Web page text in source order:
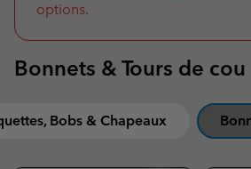
SKIP
TO
SEARCH
options.
Bonnets & Tours de cou
Bobs & Chapeaux